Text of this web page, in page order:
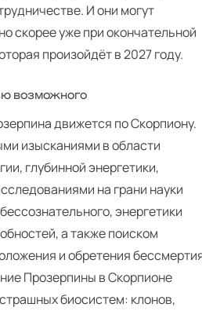
И они могут
скорее уже при окончательной
произойдёт в 2027 году.
возможного
движется по Скорпиону.
изысканиями в области
глубинной энергетики,
на грани науки
энергетики
а также поиском
и обретения
Прозерпины в Скорпионе
биосистем: клонов,